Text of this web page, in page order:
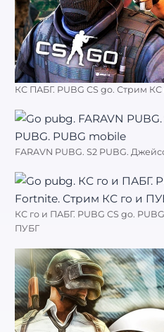
КС ПАБГ. PUBG CS go. Стрим КС
FARAVN PUBG. S2 PUBG.
КС го и ПАБГ. PUBG CS go.
ПУБГ